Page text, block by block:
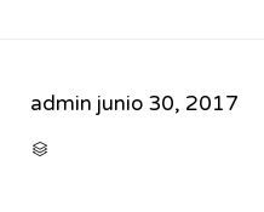
admin junio 30, 2017
